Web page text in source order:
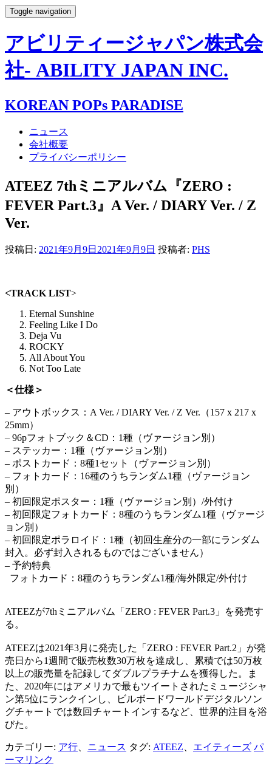
Toggle navigation
アビリティージャパン株式会
社- ABILITY JAPAN INC.
KOREAN POPs PARADISE
ニュース
会社概要
プライバシーポリシー
ATEEZ 7thミニアルバム『ZERO :
FEVER Part.3』A Ver. / DIARY Ver. / Z
Ver.
投稿日: 2021年9月9日 2021年9月9日 投稿者: PHS
<TRACK LIST>
Eternal Sunshine
Feeling Like I Do
Deja Vu
ROCKY
All About You
Not Too Late
＜仕様＞
– アウトボックス：A Ver. / DIARY Ver. / Z Ver.（157 x 217 x
25mm）
– 96pフォトブック＆CD：1種（ヴァージョン別）
– ステッカー：1種（ヴァージョン別）
– ポストカード：8種1セット（ヴァージョン別）
– フォトカード：16種のうちランダム1種（ヴァージョン
別）
– 初回限定ポスター：1種（ヴァージョン別）/外付け
– 初回限定フォトカード：8種のうちランダム1種（ヴァージ
ョン別）
– 初回限定ポラロイド：1種（初回生産分の一部にランダム
封入。必ず封入されるものではございません）
– 予約特典
フォトカード：8種のうちランダム1種/海外限定/外付け
ATEEZが7thミニアルバム「ZERO : FEVER Part.3」を発売す
る。
ATEEZは2021年3月に発売した「ZERO : FEVER Part.2」が発
売日から1週間で販売枚数30万枚を達成し、累積では50万枚
以上の販売量を記録してダブルプラチナムを獲得した。ま
た、2020年にはアメリカで最もツイートされたミュージシャ
ン第5位にランクインし、ビルボードワールドデジタルソン
グチャートでは数回チャートインするなど、世界的注目を浴
びた。
カテゴリー: ア行 ニュース タグ: ATEEZ エイティーズ パ
ーマリンク